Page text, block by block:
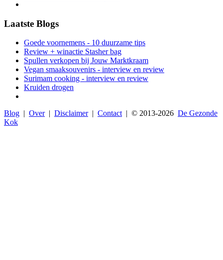
Laatste Blogs
Goede voornemens - 10 duurzame tips
Review + winactie Stasher bag
Spullen verkopen bij Jouw Marktkraam
Vegan smaaksouvenirs - interview en review
Surimam cooking - interview en review
Kruiden drogen
Blog | Over| Disclaimer| Contact| © 2013-2026 De Gezonde
Kok